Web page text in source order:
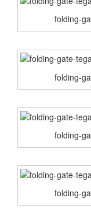
folding-
folding-
folding-
folding-